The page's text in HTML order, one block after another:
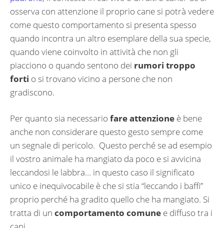
osserva con attenzione il proprio cane si potrà vedere
come questo comportamento si presenta spesso
quando incontra un altro esemplare della sua specie,
quando viene coinvolto in attività che non gli
piacciono o quando sentono dei rumori troppo
forti o si trovano vicino a persone che non
gradiscono.
Per quanto sia necessario fare attenzione è bene
anche non considerare questo gesto sempre come
un segnale di pericolo. Questo perché se ad esempio
il vostro animale ha mangiato da poco e si avvicina
leccandosi le labbra… in questo caso il significato
unico e inequivocabile è che si stia “leccando i baffi”
proprio perché ha gradito quello che ha mangiato. Si
tratta di un comportamento comune e diffuso tra i